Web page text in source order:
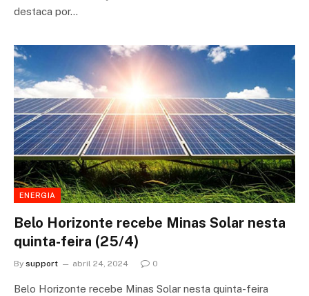
destaca por…
ENERGIA
Belo Horizonte recebe Minas Solar nesta
quinta-feira (25/4)
By support abril 24, 2024 0
Belo Horizonte recebe Minas Solar nesta quinta-feira